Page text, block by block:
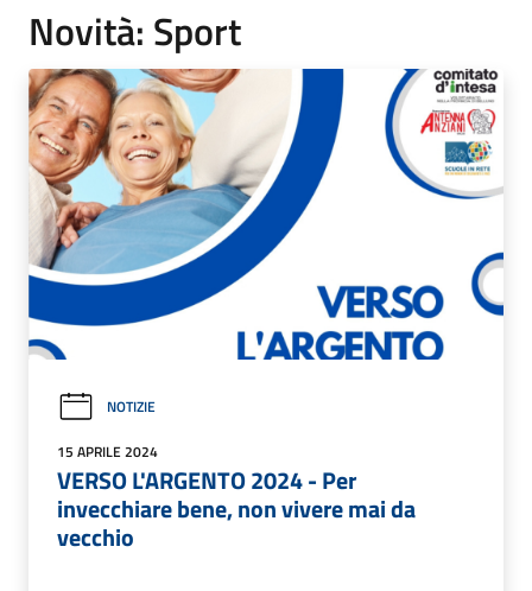
Novità: Sport
NOTIZIE
15 APRILE 2024
VERSO L'ARGENTO 2024 - Per
invecchiare bene, non vivere mai da
vecchio